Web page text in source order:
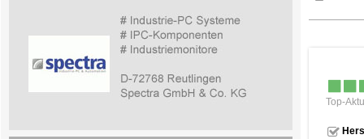
Top-